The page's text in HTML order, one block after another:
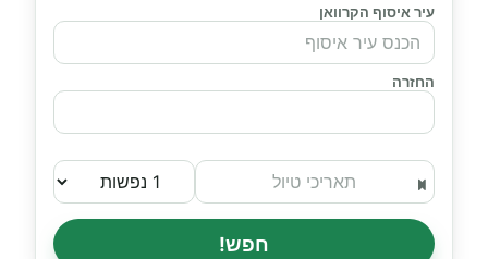
עיר איסוף הקרוואן
החזרה
חפש!